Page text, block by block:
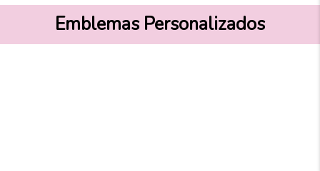
Emblemas Personalizados